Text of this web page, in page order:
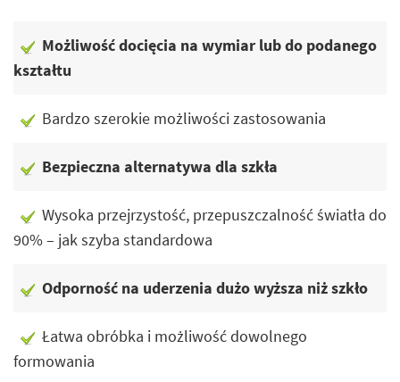
Możliwość docięcia na wymiar lub do podanego
kształtu
Bardzo szerokie możliwości zastosowania
Bezpieczna alternatywa dla szkła
Wysoka przejrzystość, przepuszczalność światła do
90% – jak szyba standardowa
Odporność na uderzenia dużo wyższa niż szkło
Łatwa obróbka i możliwość dowolnego
formowania